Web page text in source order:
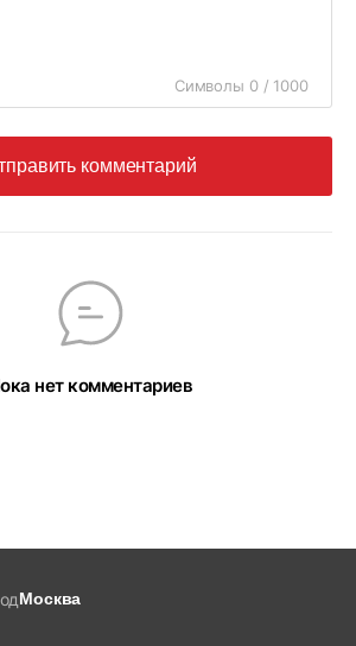
Символы 0 / 1000
комментарий
нет комментариев
Москва